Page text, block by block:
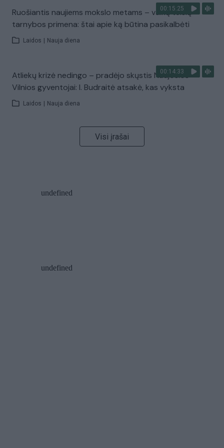
00:15:25
Ruošiantis naujiems mokslo metams – vaikų teisių
tarnybos primena: štai apie ką būtina pasikalbėti
Laidos Nauja diena
00:14:33
Atliekų krizė nedingo – pradėjo skųstis Naujosios
Vilnios gyventojai: I. Budraitė atsakė, kas vyksta
Laidos Nauja diena
Visi įrašai